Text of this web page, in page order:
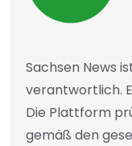
Sachsen News
verantwortlich.
Die Plattform
gemäß den